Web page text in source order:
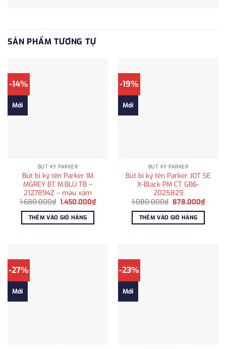
SẢN PHẨM TƯƠNG TỰ
-14%
Mới
BÚT KÝ PARKER
Bút bi ký tên Parker IM
MGREY BT M.BLU TB –
2127894Z – màu xám
1.680.000₫ Giá
là:
1.680.000₫.
1.450.000₫Giá
THÊM VÀO GIỎ HÀNG
-19%
Mới
BÚT KÝ PARKER
Bút bi ký tên Parker JOT SE
X-Black PM CT GB6-
2025829
1.080.000₫ Giá
là:
1.080.000₫.
878.000₫Giá
THÊM VÀO GIỎ HÀNG
-27%
Mới
-23%
Mới